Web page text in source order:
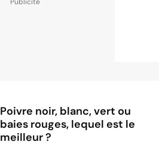
Poivre noir, blanc, vert ou
baies rouges, lequel est le
meilleur ?